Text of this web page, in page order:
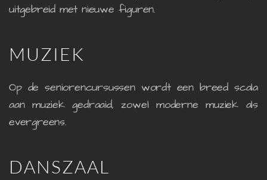
uitgebreid met nieuwe figuren.
MUZIEK
Op de seniorencursussen wordt een breed scala
aan muziek gedraaid, zowel moderne muziek als
evergreens.
DANSZAAL